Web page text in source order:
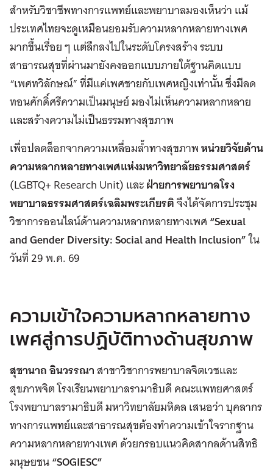
สำหรับวิชาชีพทางการแพทย์และพยาบาลมองเห็นว่า แม้
ประเทศไทยจะดูเหมือนยอมรับความหลากหลายทางเพศ
มากขึ้นเรื่อย ๆ แต่ลึกลงไปในระดับโครงสร้าง ระบบ
สาธารณสุขที่ผ่านมายังคงออกแบบภายใต้ฐานคิดแบบ
“เพศทวิลักษณ์” ที่มีแค่เพศชายกับเพศหญิงเท่านั้น ซึ่งมีลด
ทอนศักดิ์ศรีความเป็นมนุษย์ มองไม่เห็นความหลากหลาย
และสร้างความไม่เป็นธรรมทางสุขภาพ
เพื่อปลดล็อกจากความเหลื่อมล้ำทางสุขภาพหน่วยวิจัยด้าน
ความหลากหลายทางเพศแห่งมหาวิทยาลัยธรรมศาสตร์
(LGBTQ+ Research Unit) และฝ่ายการพยาบาลโรง
พยาบาลธรรมศาสตร์เฉลิมพระเกียรติจึงได้จัดการประชุม
วิชาการออนไลน์ด้านความหลากหลายทางเพศ“Sexual
and Gender Diversity: Social and Health Inclusion”ใน
วันที่ 29 พ.ค. 69
ความเข้าใจความหลากหลายทาง
เพศสู่การปฏิบัติทางด้านสุขภาพ
สุชานาถ อินวรรณาสาขาวิชาการพยาบาลจิตเวชและ
สุขภาพจิต โรงเรียนพยาบาลรามาธิบดี คณะแพทยศาสตร์
โรงพยาบาลรามาธิบดี มหาวิทยาลัยมหิดล เสนอว่า บุคลากร
ทางการแพทย์และสาธารณสุขต้องทำความเข้าใจรากฐาน
ความหลากหลายทางเพศ ด้วยกรอบแนวคิดสากลด้านสิทธิ
มนุษยชน“SOGIESC”